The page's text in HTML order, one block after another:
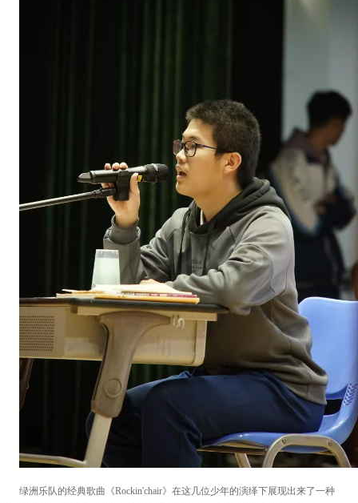
绿洲乐队的经典歌曲《Rockin'chair》在这几位少年的演绎下展现出来了一种